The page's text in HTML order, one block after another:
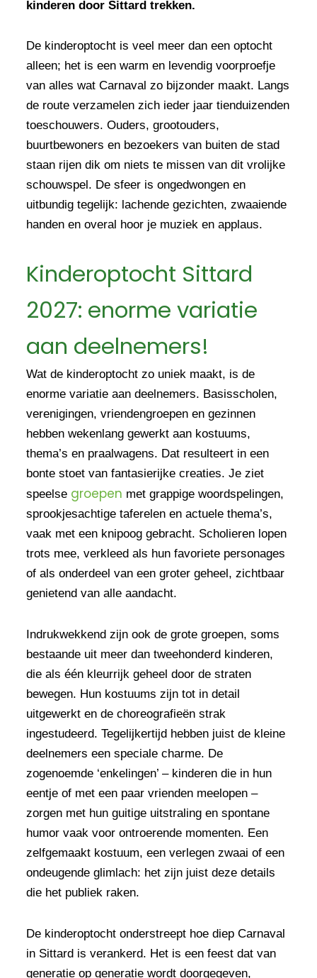
kinderen door Sittard trekken.
De kinderoptocht is veel meer dan een optocht
alleen; het is een warm en levendig voorproefje
van alles wat Carnaval zo bijzonder maakt. Langs
de route verzamelen zich ieder jaar tienduizenden
toeschouwers. Ouders, grootouders,
buurtbewoners en bezoekers van buiten de stad
staan rijen dik om niets te missen van dit vrolijke
schouwspel. De sfeer is ongedwongen en
uitbundig tegelijk: lachende gezichten, zwaaiende
handen en overal hoor je muziek en applaus.
Kinderoptocht Sittard
2027: enorme variatie
aan deelnemers!
Wat de kinderoptocht zo uniek maakt, is de
enorme variatie aan deelnemers. Basisscholen,
verenigingen, vriendengroepen en gezinnen
hebben wekenlang gewerkt aan kostuums,
thema’s en praalwagens. Dat resulteert in een
bonte stoet van fantasierijke creaties. Je ziet
speelse groepen met grappige woordspelingen,
sprookjesachtige taferelen en actuele thema’s,
vaak met een knipoog gebracht. Scholieren lopen
trots mee, verkleed als hun favoriete personages
of als onderdeel van een groter geheel, zichtbaar
genietend van alle aandacht.
Indrukwekkend zijn ook de grote groepen, soms
bestaande uit meer dan tweehonderd kinderen,
die als één kleurrijk geheel door de straten
bewegen. Hun kostuums zijn tot in detail
uitgewerkt en de choreografieën strak
ingestudeerd. Tegelijkertijd hebben juist de kleine
deelnemers een speciale charme. De
zogenoemde ‘enkelingen’ – kinderen die in hun
eentje of met een paar vrienden meelopen –
zorgen met hun guitige uitstraling en spontane
humor vaak voor ontroerende momenten. Een
zelfgemaakt kostuum, een verlegen zwaai of een
ondeugende glimlach: het zijn juist deze details
die het publiek raken.
De kinderoptocht onderstreept hoe diep Carnaval
in Sittard is verankerd. Het is een feest dat van
generatie op generatie wordt doorgegeven,